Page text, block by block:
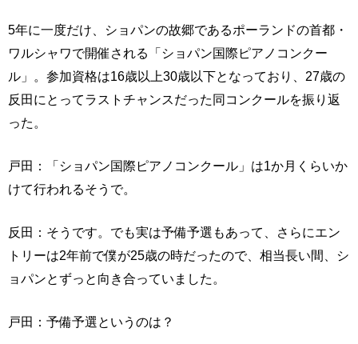
5年に一度だけ、ショパンの故郷であるポーランドの首都・
ワルシャワで開催される「ショパン国際ピアノコンクー
ル」。参加資格は16歳以上30歳以下となっており、27歳の
反田にとってラストチャンスだった同コンクールを振り返
った。
戸田：「ショパン国際ピアノコンクール」は1か月くらいか
けて行われるそうで。
反田：そうです。でも実は予備予選もあって、さらにエン
トリーは2年前で僕が25歳の時だったので、相当長い間、シ
ョパンとずっと向き合っていました。
戸田：予備予選というのは？